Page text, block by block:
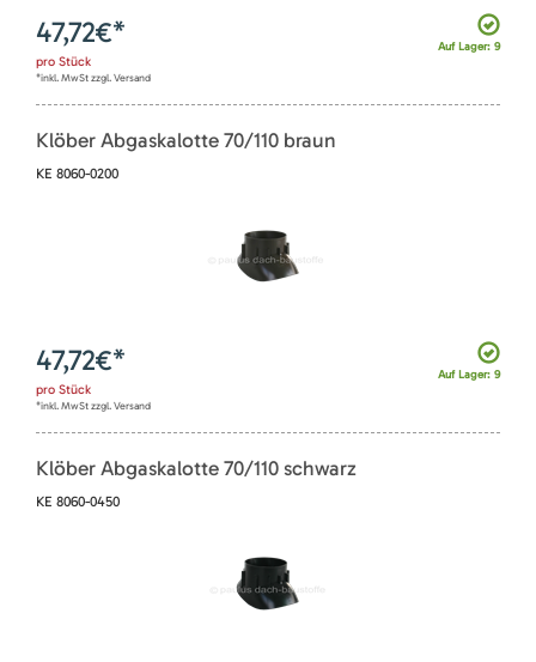
Auf Lager: 9
47,72€*
pro Stück
*inkl. MwSt zzgl. Versand
Klöber Abgaskalotte 70/110 braun
KE 8060-0200
Auf Lager: 9
47,72€*
pro Stück
*inkl. MwSt zzgl. Versand
Klöber Abgaskalotte 70/110 schwarz
KE 8060-0450